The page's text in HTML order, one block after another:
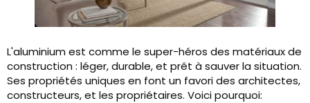
L'aluminium est comme le super-héros des matériaux de
construction : léger, durable, et prêt à sauver la situation.
Ses propriétés uniques en font un favori des architectes,
constructeurs, et les propriétaires. Voici pourquoi: